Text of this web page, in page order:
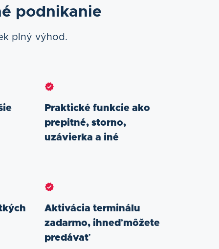
podnikanie
plný výhod.
Praktické funkcie ako
prepitné, storno,
uzávierka a iné
Aktivácia terminálu
zadarmo, ihneď môžete
predávať